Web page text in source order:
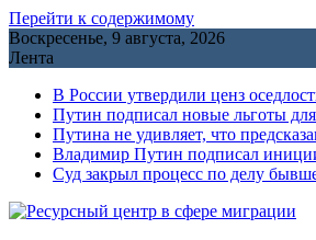
Перейти к содержимому
Воскресенье, 9 августа, 2026
Лента
В России утвердили ценз
Путин подписал новые льготы
Путина не удивляет, что
Владимир Путин подписал
Cуд закрыл процесс по делу